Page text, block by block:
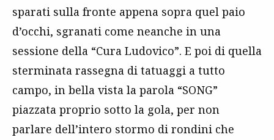
sparati sulla fronte appena sopra quel paio
d’occhi, sgranati come neanche in una
sessione della “Cura Ludovico”. E poi di quella
sterminata rassegna di tatuaggi a tutto
campo, in bella vista la parola “SONG”
piazzata proprio sotto la gola, per non
parlare dell’intero stormo di rondini che